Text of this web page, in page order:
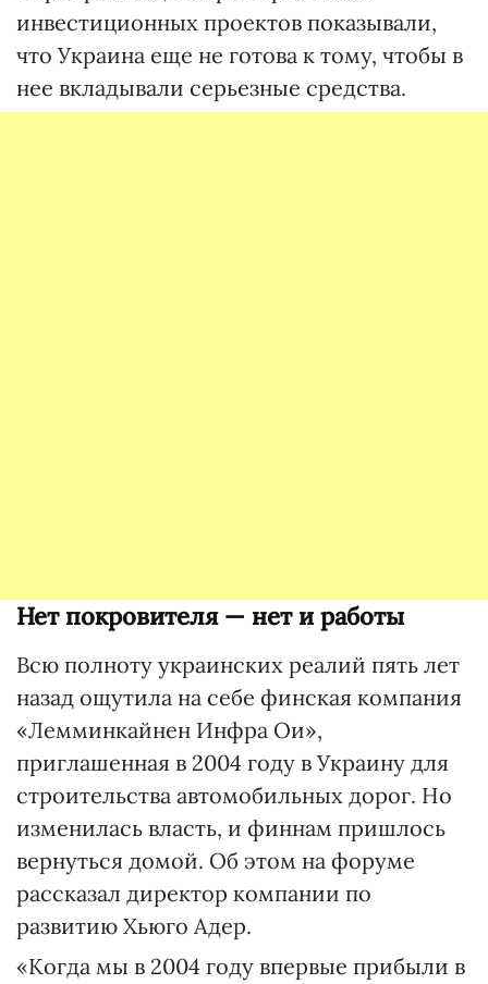
инвестиционных проектов показывали,
что Украина еще не готова к тому, чтобы в
нее вкладывали серьезные средства.
Нет покровителя — нет и работы
Всю полноту украинских реалий пять лет
назад ощутила на себе финская компания
«Лемминкайнен Инфра Ои»,
приглашенная в 2004 году в Украину для
строительства автомобильных дорог. Но
изменилась власть, и финнам пришлось
вернуться домой. Об этом на форуме
рассказал директор компании по
развитию Хьюго Адер.
«Когда мы в 2004 году впервые прибыли в